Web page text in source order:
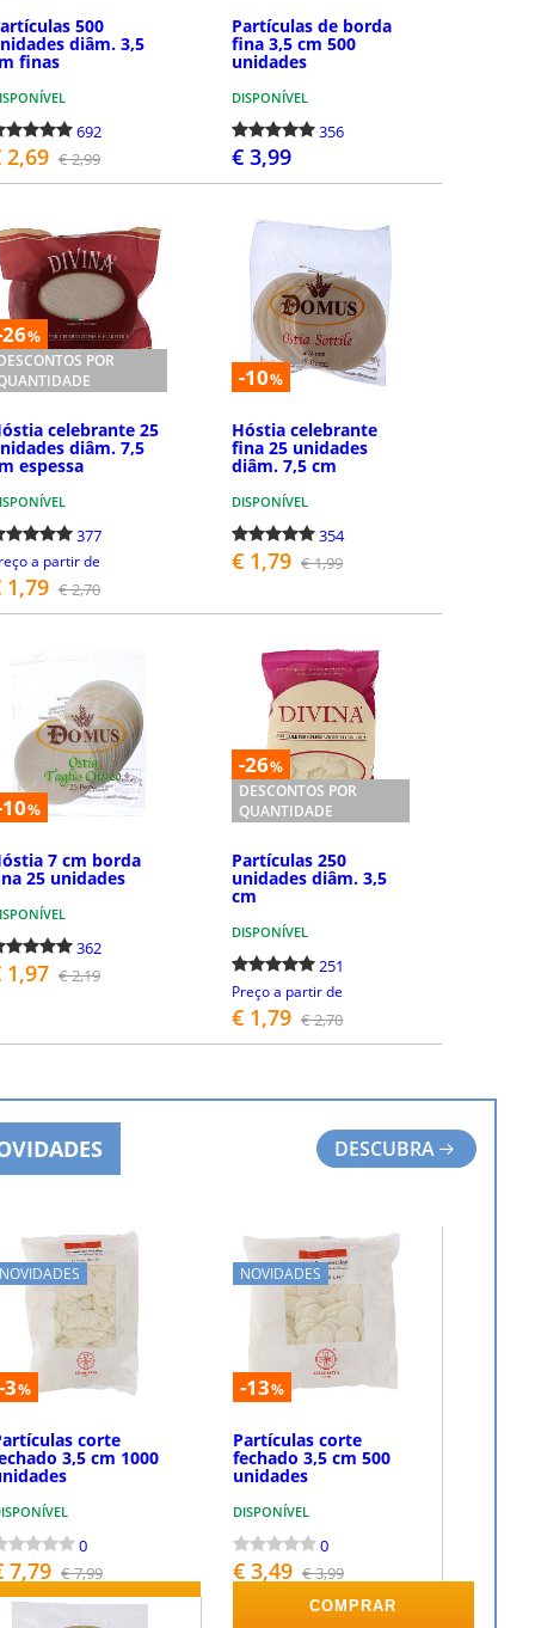
500
diâm. 3,5
finas
692
2,69 € 2,99
Partículas de borda
fina 3,5 cm 500
unidades
DISPONÍVEL
356
€ 3,99
%
POR
celebrante 25
diâm. 7,5
espessa
377
a partir de
1,79 € 2,70
-10%
Hóstia celebrante
fina 25 unidades
diâm. 7,5 cm
DISPONÍVEL
354
€ 1,79 € 1,99
%
7 cm borda
25 unidades
362
1,97 € 2,19
-26%
DESCONTOS POR
QUANTIDADE
Partículas 250
unidades diâm. 3,5
cm
DISPONÍVEL
251
Preço a partir de
€ 1,79 € 2,70
DESCUBRA
NOVIDADES
-3%
corte
3,5 cm 1000
0
7,79 € 7,99
COMPRAR
NOVIDADES
-13%
Partículas corte
fechado 3,5 cm 500
unidades
DISPONÍVEL
0
€ 3,49 € 3,99
COMPRAR